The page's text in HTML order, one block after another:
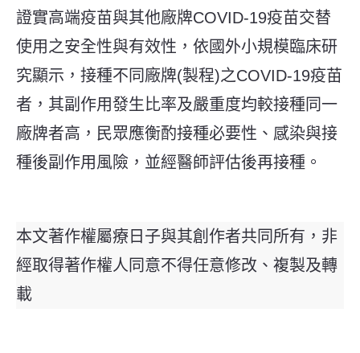
證實高端疫苗與其他廠牌COVID-19疫苗交替
使用之安全性與有效性，依國外小規模臨床研
究顯示，接種不同廠牌(製程)之COVID-19疫苗
者，其副作用發生比率及嚴重度均較接種同一
廠牌者高，民眾應衡酌接種必要性、感染與接
種後副作用風險，並經醫師評估後再接種。
本文著作權屬療日子與其創作者共同所有，非
經取得著作權人同意不得任意修改、複製及轉
載